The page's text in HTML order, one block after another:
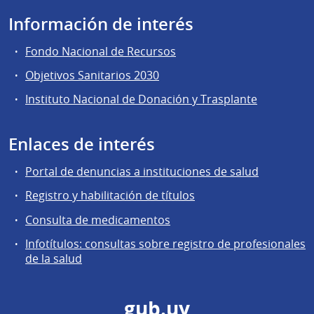
Información de interés
Fondo Nacional de Recursos
Objetivos Sanitarios 2030
Instituto Nacional de Donación y Trasplante
Enlaces de interés
Portal de denuncias a instituciones de salud
Registro y habilitación de títulos
Consulta de medicamentos
Infotítulos: consultas sobre registro de profesionales
de la salud